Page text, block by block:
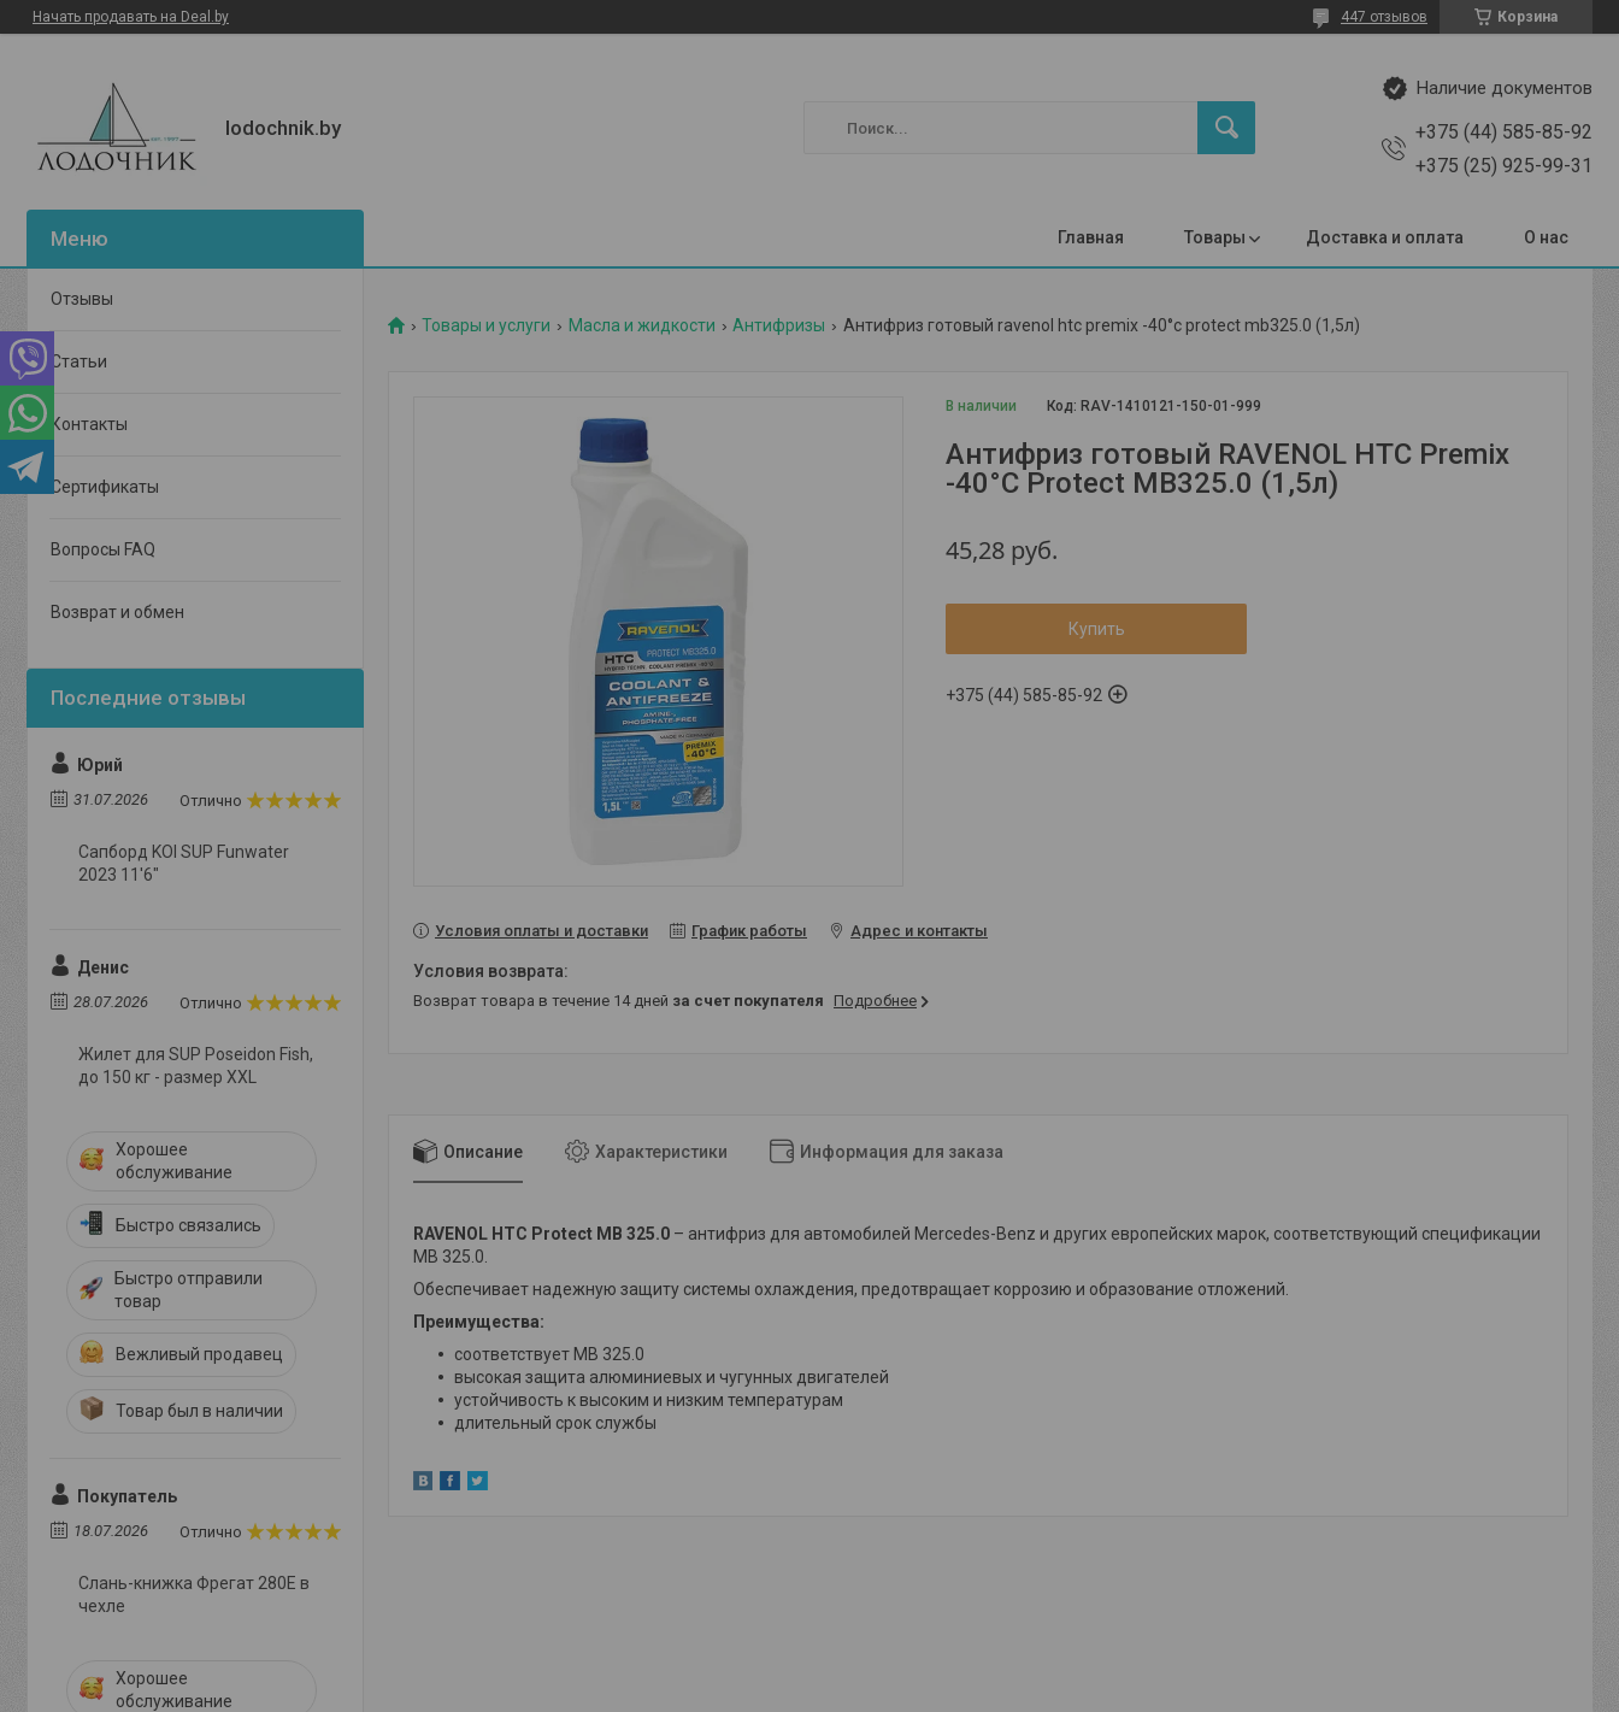
Начать продавать на Deal.by Корзина
447 отзывов
lodochnik.by
Наличие документов
+375 (44) 585-85-92
+375 (25) 925-99-31
Главная Товары Доставка и оплата О нас
Товары и услуги Масла и жидкости Антифризы Антифриз готовый ravenol htc premix -40°c protect mb325.0 (1,5л)
В наличии Код: RAV-1410121-150-01-999
Антифриз готовый RAVENOL HTC Premix
-40°C Protect MB325.0 (1,5л)
45,28 руб.
Купить
+375 (44) 585-85-92
Условия оплаты и доставки График работы Адрес и контакты
возврат товара в течение 14 дней за счет покупателя Подробнее
Описание Характеристики Информация для заказа
RAVENOL HTC Protect MB 325.0 – антифриз для автомобилей Mercedes-Benz и других европейских марок, соответствующий спецификации
MB 325.0.
Обеспечивает надежную защиту системы охлаждения, предотвращает коррозию и образование отложений.
Преимущества:
соответствует MB 325.0
высокая защита алюминиевых и чугунных двигателей
устойчивость к высоким и низким температурам
длительный срок службы
Отзывы
Статьи
Контакты
Сертификаты
Вопросы FAQ
Возврат и обмен
Юрий
31.07.2026 Отлично
Сапборд KOI SUP Funwater
2023 11'6"
Денис
28.07.2026 Отлично
Жилет для SUP Poseidon Fish,
до 150 кг - размер XXL
Хорошее
обслуживание
Быстро связались
Быстро отправили
товар
Вежливый продавец
Товар был в наличии
Покупатель
18.07.2026 Отлично
Слань-книжка Фрегат 280E в
чехле
Хорошее
обслуживание